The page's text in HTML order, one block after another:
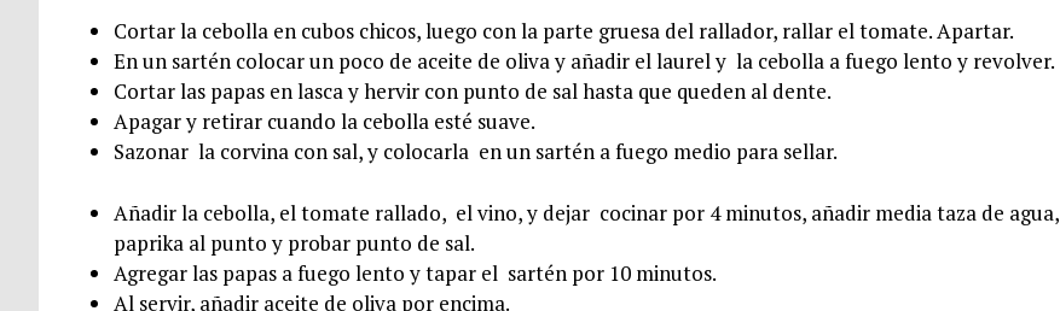
Cortar la cebolla en cubos chicos, luego con la parte gruesa del rallador, rallar el tomate. Apartar.
En un sartén colocar un poco de aceite de oliva y añadir el laurel y la cebolla a fuego lento y revolver.
Cortar las papas en lasca y hervir con punto de sal hasta que queden al dente.
Apagar y retirar cuando la cebolla esté suave.
Sazonar la corvina con sal, y colocarla en un sartén a fuego medio para sellar.
Añadir la cebolla, el tomate rallado, el vino, y dejar cocinar por 4 minutos, añadir media taza de agua,
paprika al punto y probar punto de sal.
Agregar las papas a fuego lento y tapar el sartén por 10 minutos.
Al servir, añadir aceite de oliva por encima.